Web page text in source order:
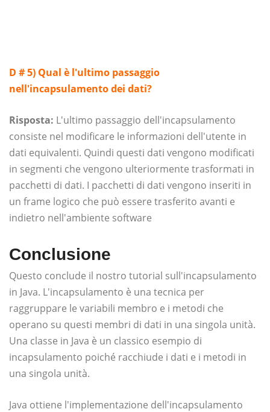
D # 5) Qual è l'ultimo passaggio
nell'incapsulamento dei dati?
Risposta: L'ultimo passaggio dell'incapsulamento
consiste nel modificare le informazioni dell'utente in
dati equivalenti. Quindi questi dati vengono modificati
in segmenti che vengono ulteriormente trasformati in
pacchetti di dati. I pacchetti di dati vengono inseriti in
un frame logico che può essere trasferito avanti e
indietro nell'ambiente software
Conclusione
Questo conclude il nostro tutorial sull'incapsulamento
in Java. L'incapsulamento è una tecnica per
raggruppare le variabili membro e i metodi che
operano su questi membri di dati in una singola unità.
Una classe in Java è un classico esempio di
incapsulamento poiché racchiude i dati e i metodi in
una singola unità.
Java ottiene l'implementazione dell'incapsulamento